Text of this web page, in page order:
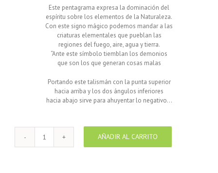
Este pentagrama expresa la dominación del
espíritu sobre los elementos de la Naturaleza.
Con este signo mágico podemos mandar a las
criaturas elementales que pueblan las
regiones del fuego, aire, agua y tierra.
“Ante este símbolo tiemblan los demonios
que son los que generan cosas malas
Portando este talismán con la punta superior
hacia arriba y los dos ángulos inferiores
hacia abajo sirve para ahuyentar lo negativo…
Colgante
AÑADIR AL CARRITO